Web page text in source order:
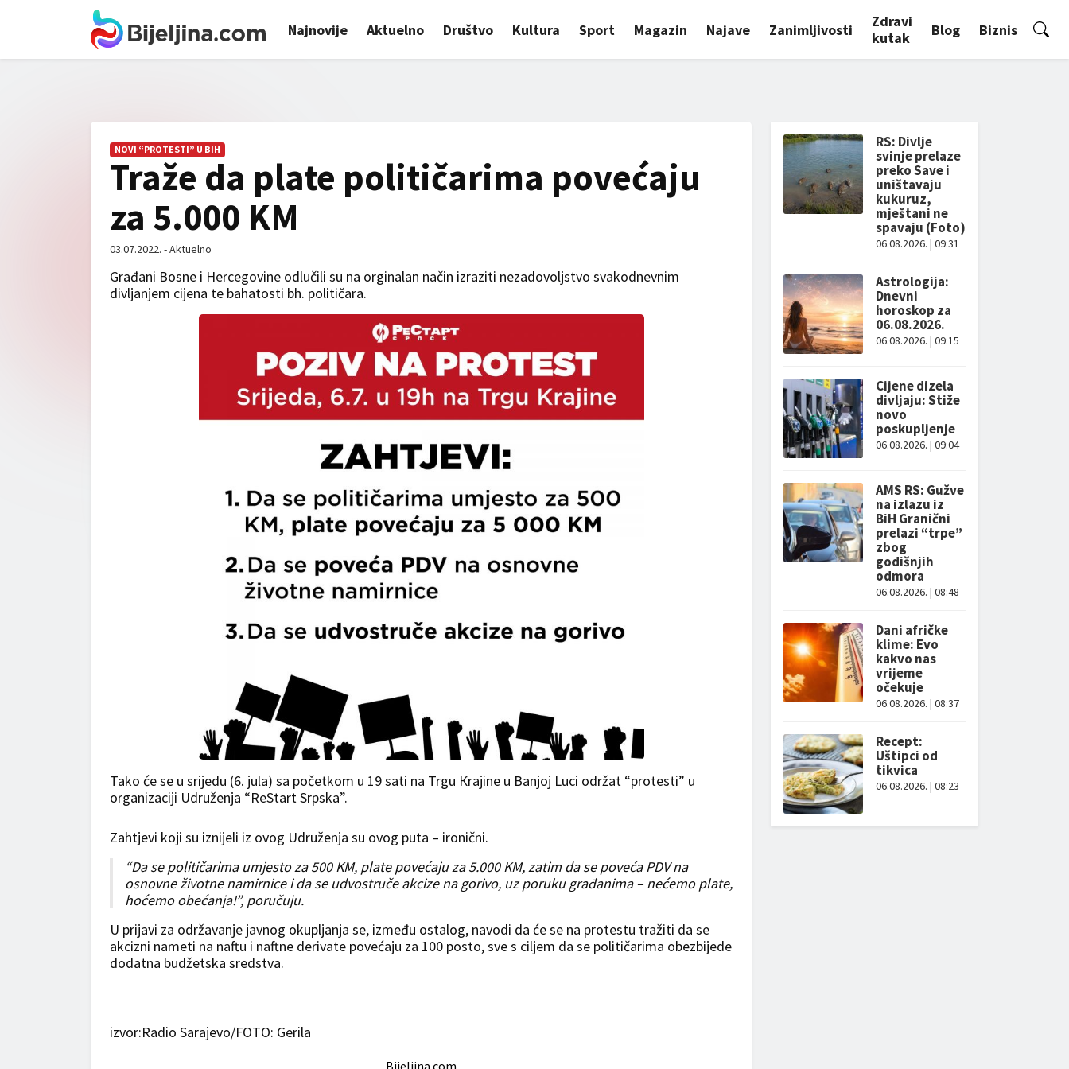
Najnovije Aktuelno Društvo Kultura Sport Magazin Najave Zanimljivosti
Zdravi
kutak
Blog Biznis
NOVI “PROTESTI” U BIH
Traže da plate političarima povećaju
za 5.000 KM
03.07.2022. - Aktuelno
Građani Bosne i Hercegovine odlučili su na orginalan način izraziti nezadovoljstvo svakodnevnim
divljanjem cijena te bahatosti bh. političara.
Tako će se u srijedu (6. jula) sa početkom u 19 sati na Trgu Кrajine u Banjoj Luci održat “protesti” u
organizaciji Udruženja “ReStart Srpska”.
Zahtjevi koji su iznijeli iz ovog Udruženja su ovog puta – ironični.
“Da se političarima umjesto za 500 KM, plate povećaju za 5.000 KM, zatim da se poveća PDV na
osnovne životne namirnice i da se udvostruče akcize na gorivo, uz poruku građanima – nećemo plate,
hoćemo obećanja!”, poručuju.
U prijavi za održavanje javnog okupljanja se, između ostalog, navodi da će se na protestu tražiti da se
akcizni nameti na naftu i naftne derivate povećaju za 100 posto, sve s ciljem da se političarima obezbijede
dodatna budžetska sredstva.
izvor:Radio Sarajevo/FOTO: Gerila
Bijeljina.com
RS: Divlje
svinje prelaze
preko Save i
uništavaju
kukuruz,
mještani ne
spavaju (Foto)
06.08.2026. | 09:31
Astrologija:
Dnevni
horoskop za
06.08.2026.
06.08.2026. | 09:15
Cijene dizela
divljaju: Stiže
novo
poskupljenje
06.08.2026. | 09:04
AMS RS: Gužve
na izlazu iz
BiH Granični
prelazi “trpe”
zbog
godišnjih
odmora
06.08.2026. | 08:48
Dani afričke
klime: Evo
kakvo nas
vrijeme
očekuje
06.08.2026. | 08:37
Recept:
Uštipci od
tikvica
06.08.2026. | 08:23